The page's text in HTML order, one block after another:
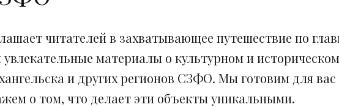
читателей в захватывающее путешествие по
материалы о культурном и
и других регионов СЗФО. Мы готовим для
о том, что делает эти объекты уникальными.